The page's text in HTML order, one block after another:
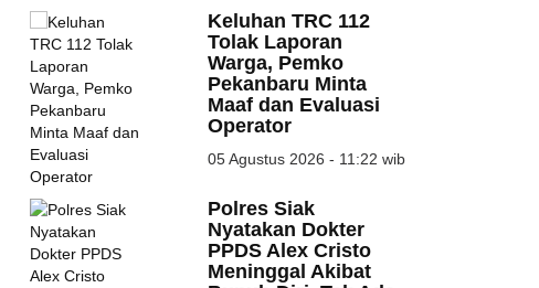
Keluhan TRC 112
Tolak Laporan
Warga, Pemko
Pekanbaru Minta
Maaf dan Evaluasi
Operator
05 Agustus 2026 - 11:22 wib
Polres Siak
Nyatakan Dokter
PPDS Alex Cristo
Meninggal Akibat